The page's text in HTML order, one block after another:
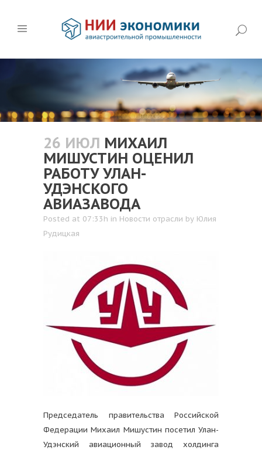
26 ИЮЛ МИХАИЛ
МИШУСТИН ОЦЕНИЛ
РАБОТУ УЛАН-
УДЭНСКОГО
АВИАЗАВОДА
Posted at 07:33h in Новости отрасли by Юлия
Рудицкая
Председатель правительства Российской
Федерации Михаил Мишустин посетил Улан-
Удэнский авиационный завод холдинга